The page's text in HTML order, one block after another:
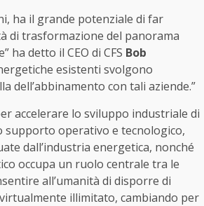
ha il grande potenziale di far
di trasformazione del panorama
detto il CEO di CFS Bob
esistenti svolgono
dell’abbinamento con tali aziende.”
accelerare lo sviluppo industriale di
supporto operativo e tecnologico,
dall’industria energetica, nonché
occupa un ruolo centrale tra le
all’umanità di disporre di
illimitato, cambiando per